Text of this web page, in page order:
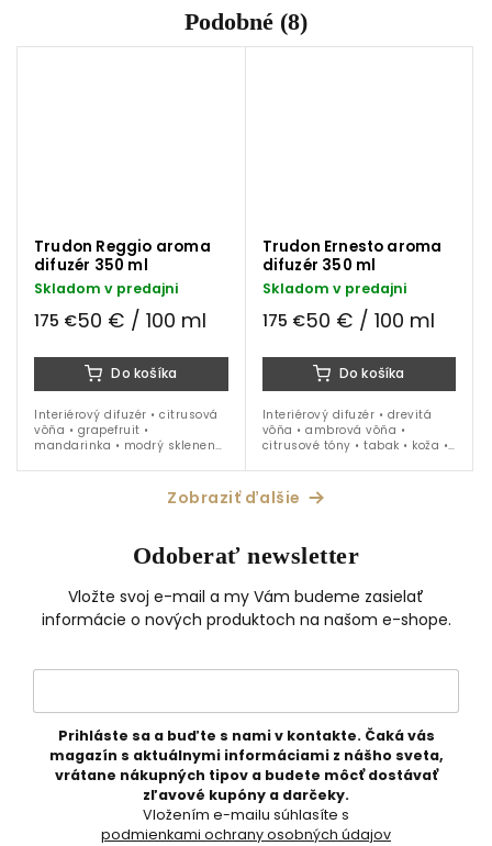
Podobné (8)
Trudon Reggio aroma
difuzér 350 ml
Skladom v predajni
175 €50 € / 100 ml
Do košíka
Interiérový difuzér • citrusová
vôňa • grapefruit •
mandarinka • modrý sklenený
Trudon Ernesto aroma
difuzér 350 ml
Skladom v predajni
175 €50 € / 100 ml
Do košíka
Interiérový difuzér • drevitá
vôňa • ambrová vôňa •
citrusové tóny • tabak • koža •
ml náplň
Zobraziť ďalšie
Odoberať newsletter
Vložte svoj e-mail a my Vám budeme zasielať
informácie o nových produktoch na našom e-shope.
Prihláste sa a buďte s nami v kontakte. Čaká vás
magazín s aktuálnymi informáciami z nášho sveta,
vrátane nákupných tipov a budete môcť dostávať
zľavové kupóny a darčeky.
podmienkami ochrany osobných údajov